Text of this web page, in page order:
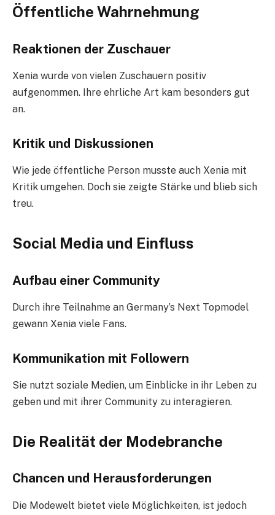
Öffentliche Wahrnehmung
Reaktionen der Zuschauer
Xenia wurde von vielen Zuschauern positiv
aufgenommen. Ihre ehrliche Art kam besonders gut
an.
Kritik und Diskussionen
Wie jede öffentliche Person musste auch Xenia mit
Kritik umgehen. Doch sie zeigte Stärke und blieb sich
treu.
Social Media und Einfluss
Aufbau einer Community
Durch ihre Teilnahme an Germany’s Next Topmodel
gewann Xenia viele Fans.
Kommunikation mit Followern
Sie nutzt soziale Medien, um Einblicke in ihr Leben zu
geben und mit ihrer Community zu interagieren.
Die Realität der Modebranche
Chancen und Herausforderungen
Die Modewelt bietet viele Möglichkeiten, ist jedoch